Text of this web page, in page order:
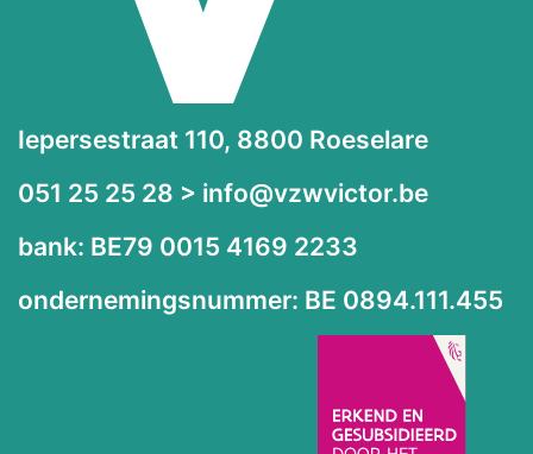
Iepersestraat 110, 8800 Roeselare
051 25 25 28 > info@vzwvictor.be
bank: BE79 0015 4169 2233
ondernemingsnummer: BE 0894.111.455